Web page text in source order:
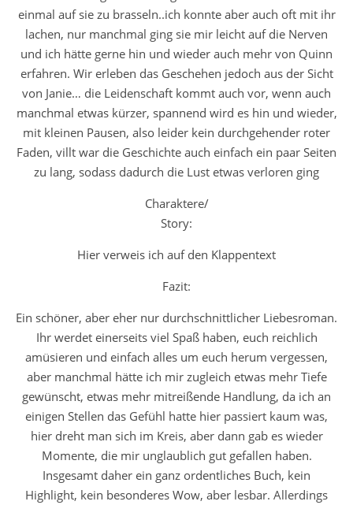
einmal auf sie zu brasseln..ich konnte aber auch oft mit ihr
lachen, nur manchmal ging sie mir leicht auf die Nerven
und ich hätte gerne hin und wieder auch mehr von Quinn
erfahren. Wir erleben das Geschehen jedoch aus der Sicht
von Janie… die Leidenschaft kommt auch vor, wenn auch
manchmal etwas kürzer, spannend wird es hin und wieder,
mit kleinen Pausen, also leider kein durchgehender roter
Faden, villt war die Geschichte auch einfach ein paar Seiten
zu lang, sodass dadurch die Lust etwas verloren ging
Charaktere/
Story:
Hier verweis ich auf den Klappentext
Fazit:
Ein schöner, aber eher nur durchschnittlicher Liebesroman.
Ihr werdet einerseits viel Spaß haben, euch reichlich
amüsieren und einfach alles um euch herum vergessen,
aber manchmal hätte ich mir zugleich etwas mehr Tiefe
gewünscht, etwas mehr mitreißende Handlung, da ich an
einigen Stellen das Gefühl hatte hier passiert kaum was,
hier dreht man sich im Kreis, aber dann gab es wieder
Momente, die mir unglaublich gut gefallen haben.
Insgesamt daher ein ganz ordentliches Buch, kein
Highlight, kein besonderes Wow, aber lesbar. Allerdings